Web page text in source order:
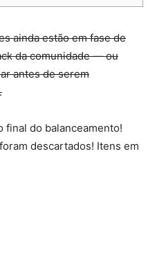
ainda estão em fase de
da comunidade — ou
antes de serem
final do balanceamento!
descartados! Itens em